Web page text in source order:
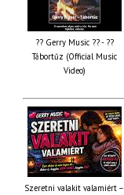
?? Gerry Music ?? - ??
Tábortűz (Official Music
Video)
Szeretni valakit valamiért –